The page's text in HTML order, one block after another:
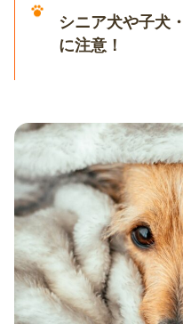
シニア犬や子犬
に注意！